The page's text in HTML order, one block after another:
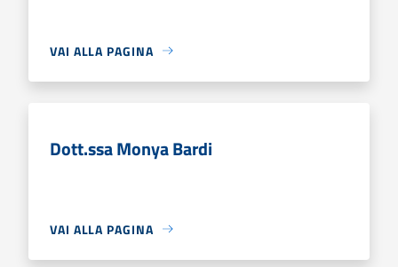
VAI ALLA PAGINA
Dott.ssa Monya Bardi
VAI ALLA PAGINA